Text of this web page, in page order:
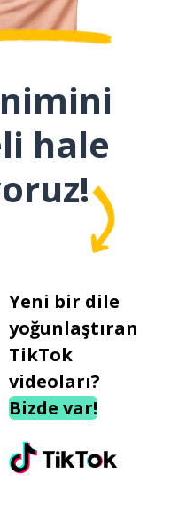
hale
Yeni bir dile
yoğunlaştıran
TikTok
videoları?
Bizde var!